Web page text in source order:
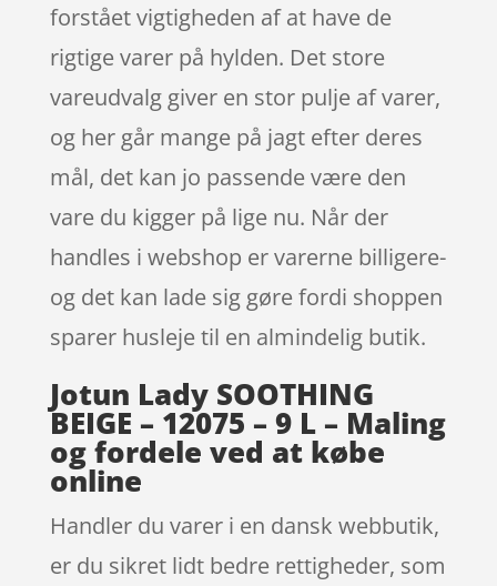
forstået vigtigheden af at have de
rigtige varer på hylden. Det store
vareudvalg giver en stor pulje af varer,
og her går mange på jagt efter deres
mål, det kan jo passende være den
vare du kigger på lige nu. Når der
handles i webshop er varerne billigere-
og det kan lade sig gøre fordi shoppen
sparer husleje til en almindelig butik.
Jotun Lady SOOTHING
BEIGE – 12075 – 9 L – Maling
og fordele ved at købe
online
Handler du varer i en dansk webbutik,
er du sikret lidt bedre rettigheder, som